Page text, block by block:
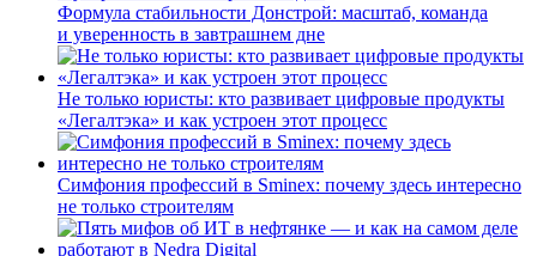
Формула стабильности Донстрой: масштаб, команда
и уверенность в завтрашнем дне
Не только юристы: кто развивает цифровые продукты
«Легалтэка» и как устроен этот процесс
Симфония профессий в Sminex: почему здесь интересно
не только строителям